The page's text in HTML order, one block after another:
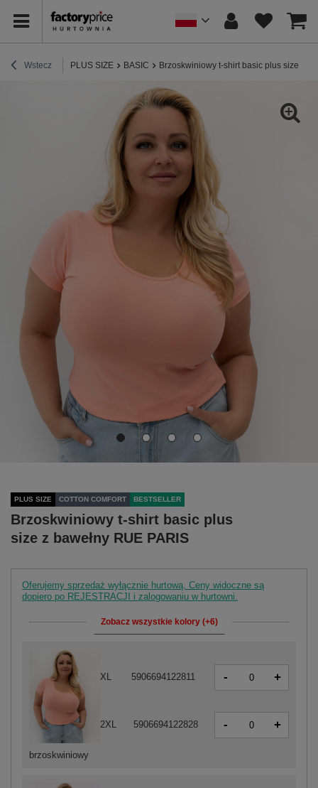
Wstecz PLUS SIZE BASIC Brzoskwiniowy t-shirt basic plus size z
PLUS SIZE COTTON COMFORT BESTSELLER
Brzoskwiniowy t-shirt basic plus
size z bawełny RUE PARIS
Oferujemy sprzedaż wyłącznie hurtową. Ceny widoczne są
dopiero po REJESTRACJI i zalogowaniu w hurtowni.
Zobacz wszystkie kolory (+6)
brzoskwiniowy
XL 5906694122811 - +
2XL 5906694122828 - +